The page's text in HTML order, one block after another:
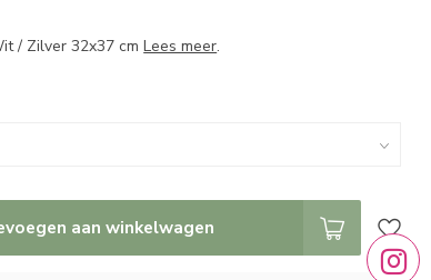
/ Zilver 32x37 cmLees meer.
aan winkelwagen